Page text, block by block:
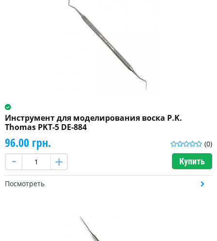
Инструмент для моделирования воска P.K.
Thomas PKT-5 DE-884
(0)
96.00 грн.
Купить
Посмотреть